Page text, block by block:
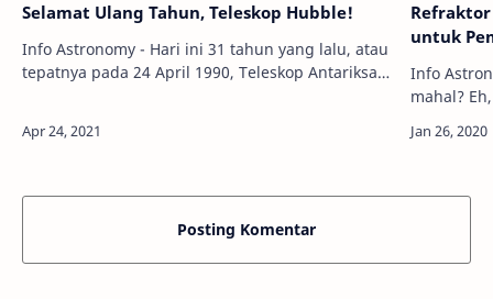
Selamat Ulang Tahun, Teleskop Hubble!
Info Astronomy - Hari ini 31 tahun yang lalu, atau
tepatnya pada 24 April 1990, Teleskop Antariksa
Refraktor
untuk
Info
mahal?
teleskop
Posting Komentar